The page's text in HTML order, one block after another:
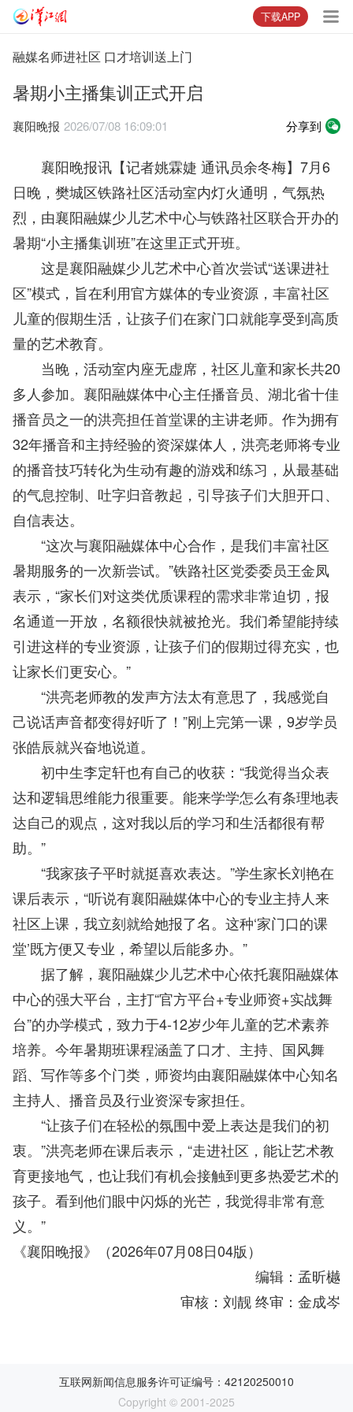
下载APP
融媒名师进社区 口才培训送上门
暑期小主播集训正式开启
襄阳晚报 2026/07/08 16:09:01 分享到
襄阳晚报讯【记者姚霖婕 通讯员余冬梅】7月6
日晚，樊城区铁路社区活动室内灯火通明，气氛热
烈，由襄阳融媒少儿艺术中心与铁路社区联合开办的
暑期“小主播集训班”在这里正式开班。
这是襄阳融媒少儿艺术中心首次尝试“送课进社
区”模式，旨在利用官方媒体的专业资源，丰富社区
儿童的假期生活，让孩子们在家门口就能享受到高质
量的艺术教育。
当晚，活动室内座无虚席，社区儿童和家长共20
多人参加。襄阳融媒体中心主任播音员、湖北省十佳
播音员之一的洪亮担任首堂课的主讲老师。作为拥有
32年播音和主持经验的资深媒体人，洪亮老师将专业
的播音技巧转化为生动有趣的游戏和练习，从最基础
的气息控制、吐字归音教起，引导孩子们大胆开口、
自信表达。
“这次与襄阳融媒体中心合作，是我们丰富社区
暑期服务的一次新尝试。”铁路社区党委委员王金凤
表示，“家长们对这类优质课程的需求非常迫切，报
名通道一开放，名额很快就被抢光。我们希望能持续
引进这样的专业资源，让孩子们的假期过得充实，也
让家长们更安心。”
“洪亮老师教的发声方法太有意思了，我感觉自
己说话声音都变得好听了！”刚上完第一课，9岁学员
张皓辰就兴奋地说道。
初中生李定轩也有自己的收获：“我觉得当众表
达和逻辑思维能力很重要。能来学学怎么有条理地表
达自己的观点，这对我以后的学习和生活都很有帮
助。”
“我家孩子平时就挺喜欢表达。”学生家长刘艳在
课后表示，“听说有襄阳融媒体中心的专业主持人来
社区上课，我立刻就给她报了名。这种‘家门口的课
堂’既方便又专业，希望以后能多办。”
据了解，襄阳融媒少儿艺术中心依托襄阳融媒体
中心的强大平台，主打“官方平台+专业师资+实战舞
台”的办学模式，致力于4-12岁少年儿童的艺术素养
培养。今年暑期班课程涵盖了口才、主持、国风舞
蹈、写作等多个门类，师资均由襄阳融媒体中心知名
主持人、播音员及行业资深专家担任。
“让孩子们在轻松的氛围中爱上表达是我们的初
衷。”洪亮老师在课后表示，“走进社区，能让艺术教
育更接地气，也让我们有机会接触到更多热爱艺术的
孩子。看到他们眼中闪烁的光芒，我觉得非常有意
义。”
《襄阳晚报》（2026年07月08日04版）
编辑：孟昕樾
审核：刘靓 终审：金成岑
互联网新闻信息服务许可证编号：42120250010
Copyright © 2001-2025